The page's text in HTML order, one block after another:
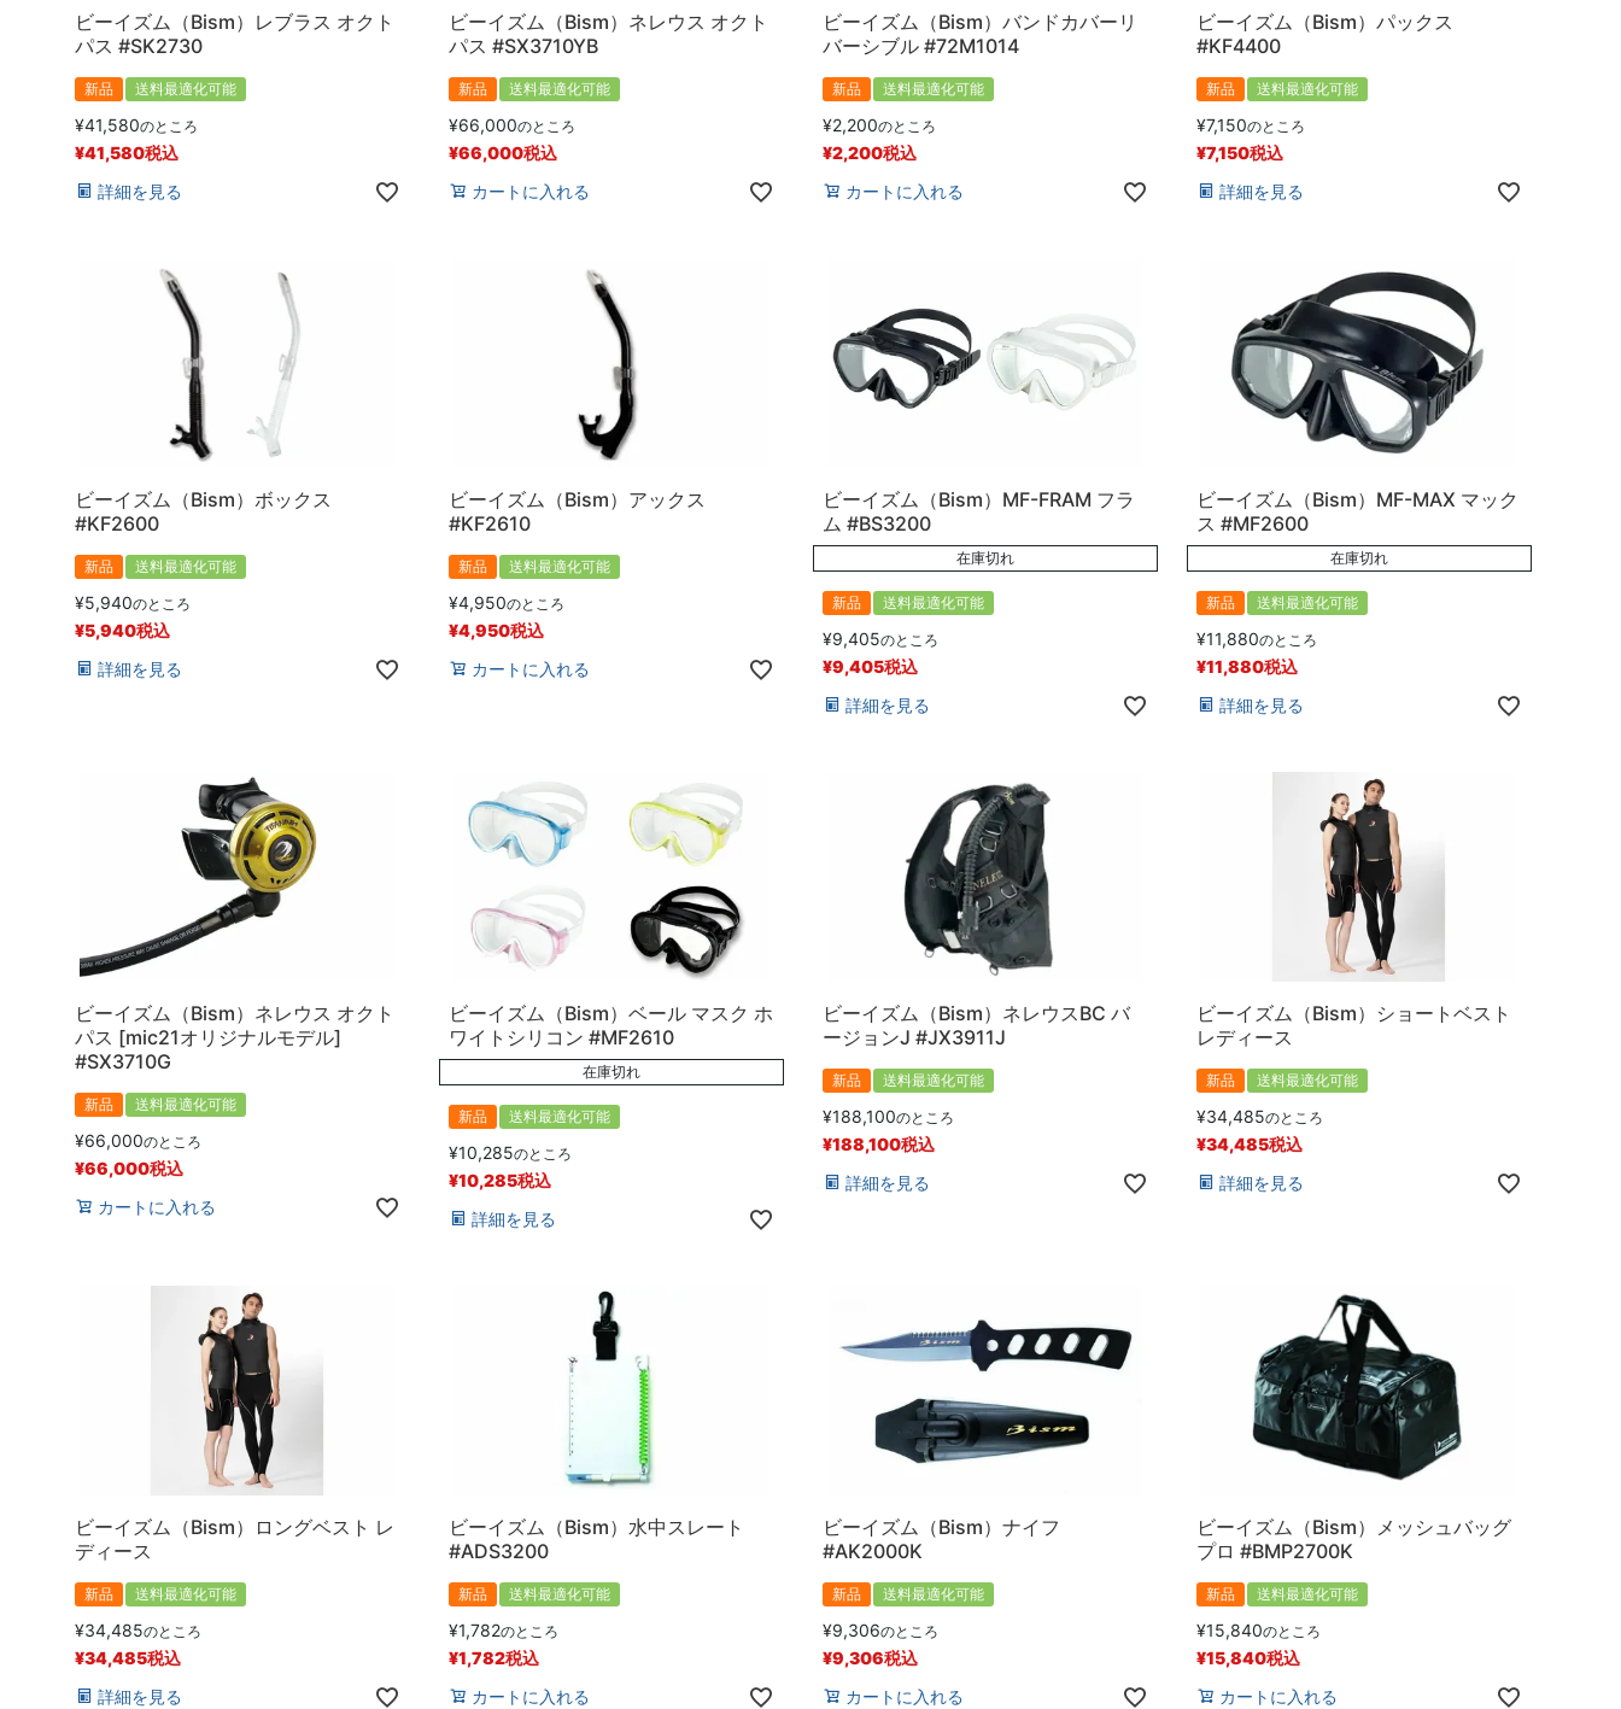
検索
ビーイズム（Bism）レブラス オクト
パス #SK2730
新品 送料最適化可能
¥41,580のところ
¥41,580税込
詳細を見る
ビーイズム（Bism）ネレウス オクト
パス #SX3710YB
新品 送料最適化可能
¥66,000のところ
¥66,000税込
カートに入れる
ビーイズム（Bism）バンドカバーリ
バーシブル #72M1014
新品 送料最適化可能
¥2,200のところ
¥2,200税込
カートに入れる
ビーイズム（Bism）パックス
#KF4400
新品 送料最適化可能
¥7,150のところ
¥7,150税込
詳細を見る
ビーイズム（Bism）ボックス
#KF2600
新品 送料最適化可能
¥5,940のところ
¥5,940税込
詳細を見る
ビーイズム（Bism）アックス
#KF2610
新品 送料最適化可能
¥4,950のところ
¥4,950税込
カートに入れる
ビーイズム（Bism）MF-FRAM フラ
ム #BS3200
在庫切れ
新品 送料最適化可能
¥9,405のところ
¥9,405税込
詳細を見る
ビーイズム（Bism）MF-MAX マック
ス #MF2600
在庫切れ
新品 送料最適化可能
¥11,880のところ
¥11,880税込
詳細を見る
ビーイズム（Bism）ネレウス オクト
パス [mic21オリジナルモデル]
#SX3710G
新品 送料最適化可能
¥66,000のところ
¥66,000税込
カートに入れる
ビーイズム（Bism）ベール マスク ホ
ワイトシリコン #MF2610
在庫切れ
新品 送料最適化可能
¥10,285のところ
¥10,285税込
詳細を見る
ビーイズム（Bism）ネレウスBC バ
ージョンJ #JX3911J
新品 送料最適化可能
¥188,100のところ
¥188,100税込
詳細を見る
ビーイズム（Bism）ショートベスト
レディース
新品 送料最適化可能
¥34,485のところ
¥34,485税込
詳細を見る
ビーイズム（Bism）ロングベスト レ
ディース
新品 送料最適化可能
¥34,485のところ
¥34,485税込
詳細を見る
ビーイズム（Bism）水中スレート
#ADS3200
新品 送料最適化可能
¥1,782のところ
¥1,782税込
カートに入れる
ビーイズム（Bism）ナイフ
#AK2000K
新品 送料最適化可能
¥9,306のところ
¥9,306税込
カートに入れる
ビーイズム（Bism）メッシュバッグ
プロ #BMP2700K
新品 送料最適化可能
¥15,840のところ
¥15,840税込
カートに入れる